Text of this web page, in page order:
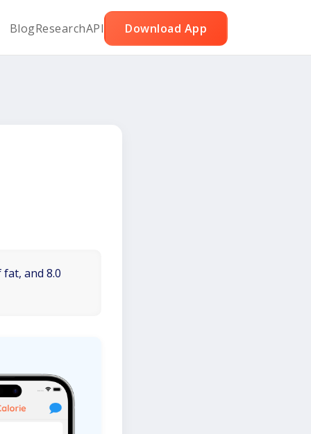
BlogResearchAPI Download App
and 8.0